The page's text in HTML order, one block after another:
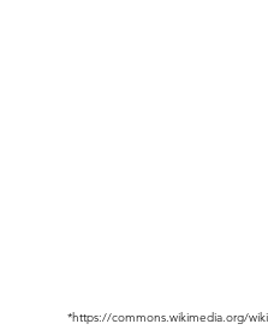
*https://commons.wikimedia.org/wiki/